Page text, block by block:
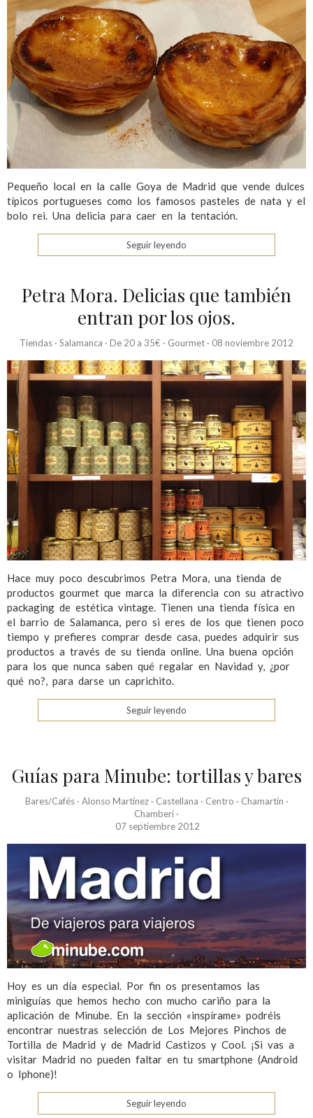
Pequeño local en la calle Goya de Madrid que vende dulces
típicos portugueses como los famosos pasteles de nata y el
bolo rei. Una delicia para caer en la tentación.
Seguir leyendo
Petra Mora. Delicias que también
entran por los ojos.
Tiendas · Salamanca · De 20 a 35€ · Gourmet · 08 noviembre 2012
Hace muy poco descubrimos Petra Mora, una tienda de
productos gourmet que marca la diferencia con su atractivo
packaging de estética vintage. Tienen una tienda física en
el barrio de Salamanca, pero si eres de los que tienen poco
tiempo y prefieres comprar desde casa, puedes adquirir sus
productos a través de su tienda online. Una buena opción
para los que nunca saben qué regalar en Navidad y, ¿por
qué no?, para darse un caprichito.
Seguir leyendo
Guías para Minube: tortillas y bares
Bares/Cafés· Alonso Martínez· Castellana · Centro · Chamartín ·
Chamberí ·
07 septiembre 2012
Hoy es un día especial. Por fin os presentamos las
miniguías que hemos hecho con mucho cariño para la
aplicación de Minube. En la sección «inspírame» podréis
encontrar nuestras selección de Los Mejores Pinchos de
Tortilla de Madrid y de Madrid Castizos y Cool. ¡Si vas a
visitar Madrid no pueden faltar en tu smartphone (Android
o Iphone)!
Seguir leyendo